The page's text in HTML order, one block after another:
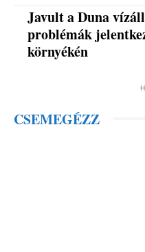
Javult a Duna
problémák
környékén
CSEMEGÉZZ